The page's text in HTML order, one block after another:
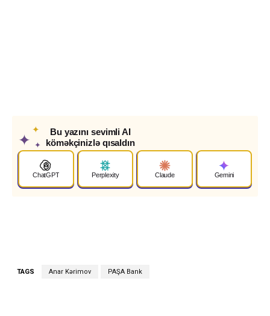
✦
✦
✦
Bu yazını sevimli AI
köməkçinizlə qısaldın
ChatGPT Perplexity Claude Gemini
TAGS Anar Kərimov PAŞA Bank